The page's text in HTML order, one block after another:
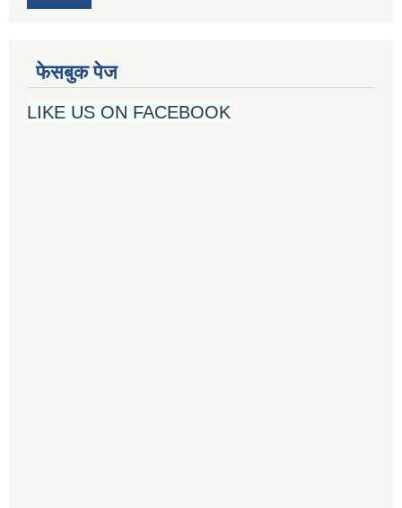
फेसबुक पेज
LIKE US ON FACEBOOK